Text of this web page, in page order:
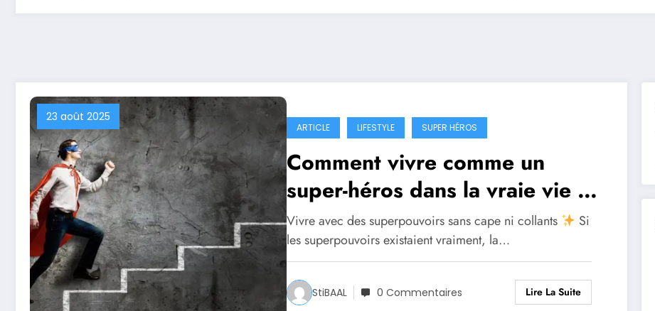
23 août 2025
ARTICLE LIFESTYLE SUPER HÉROS
Comment vivre comme un
super-héros dans la vraie vie ?
Vivre avec des superpouvoirs sans cape ni collants
Si
les superpouvoirs existaient vraiment, la…
StiBAAL 0 Commentaires Lire La Suite